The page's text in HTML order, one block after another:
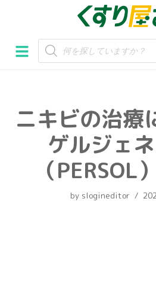
ン
テ
ニキビの治療
ゲルジェ
（PERSOL
by slogineditor